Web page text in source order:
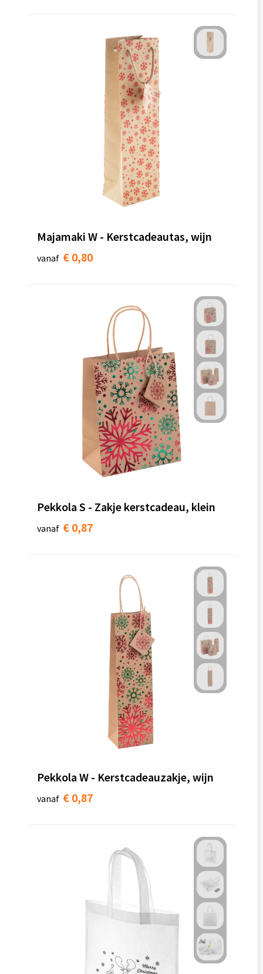
Majamaki W - Kerstcadeautas, wijn
vanaf € 0,80
Pekkola S - Zakje kerstcadeau, klein
vanaf € 0,87
Pekkola W - Kerstcadeauzakje, wijn
vanaf € 0,87